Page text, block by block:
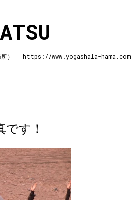
務所） https://www.yogashala-hama.com
です！